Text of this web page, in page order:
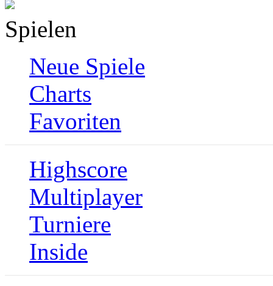
Spielen
Neue Spiele
Charts
Favoriten
Highscore
Multiplayer
Turniere
Inside